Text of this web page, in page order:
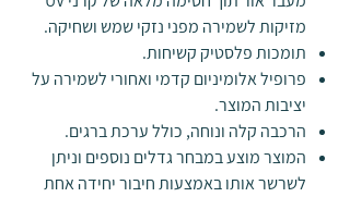
מזיקות לשמירה מפני נזקי שמש ושחיקה.
תומכות פלסטיק קשיחות.
פרופיל אלומיניום קדמי ואחורי לשמירה על
יציבות המוצר.
הרכבה קלה ונוחה, כולל ערכת ברגים.
המוצר מוצע במבחר גדלים נוספים וניתן
לשרשר אותו באמצעות חיבור יחידה אחת